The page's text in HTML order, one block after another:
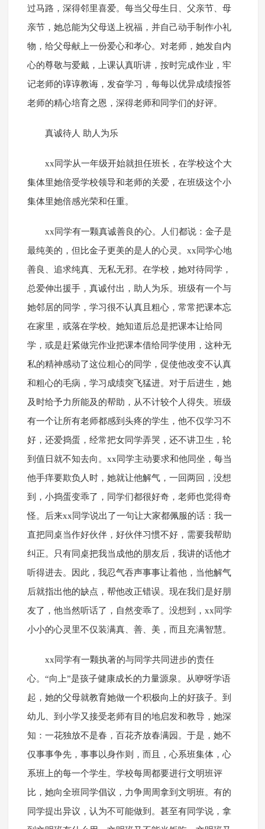
过马路，深得邻里喜爱。每当父母生日、父亲节、母
亲节，她总能为父母送上祝福，并自己动手制作小礼
物，给父母献上一份爱心和孝心。对老师，她发自内
心的尊敬与爱戴，上课认真听讲，按时完成作业，牢
记老师的谆谆教诲，发奋学习，每每以优异成绩报答
老师的精心培育之恩，深得老师和同学们的好评。
真诚待人 助人为乐
xx同学从一年级开始就担任班长，在学校这个大
集体里她倍受学校领导和老师的关爱，在班级这个小
集体里她倍感光荣和任重。
xx同学有一颗真诚善良的心。人们都说：金子是
最纯美的，但比金子更美的是人的心灵。xx同学心地
善良、追求纯真、无私无邪。在学校，她对待同学，
总爱伸出援手，真诚付出，助人为乐。班级有一个与
她邻居的同学，学习很不认真且粗心，常常把课本忘
在家里，或落在学校。她知道后总是把课本让给同
学，或是赶紧做完作业把课本借给同学使用，这种无
私的精神感动了这位粗心的同学，促使他改变不认真
和粗心的毛病，学习成绩突飞猛进。对于后进生，她
及时给予力所能及的帮助，从不计较个人得失。班级
有一个让所有老师都感到头疼的学生，他不仅学习不
好，还爱捣蛋，经常把女同学弄哭，还不讲卫生，轮
到值日就不知去向。xx同学主动要求和他同坐，每当
他手痒要欺负人时，她就让他解气，一回两回，没想
到，小捣蛋变乖了，同学们都很好奇，老师也觉得奇
怪。后来xx同学说出了一句让大家都佩服的话：我一
直把同桌当作好伙伴，好伙伴习惯不好，需要我帮助
纠正。只有同桌把我当成他的朋友后，我讲的话他才
听得进去。因此，我忍气吞声事事让着他，当他解气
后就指出他的缺点，帮他改正错误。现在我们是好朋
友了，他当然听话了，自然变乖了。没想到，xx同学
小小的心灵里不仅装满真、善、美，而且充满智慧。
xx同学有一颗执著的与同学共同进步的责任
心。“向上”是孩子健康成长的力量源泉。从咿呀学语
起，她的父母就教育她做一个积极向上的好孩子。到
幼儿、到小学又接受老师有目的地启发和教导，她深
知：一花独放不是春，百花齐放春满园。于是，她不
仅事事争先，事事以身作则，而且，心系班集体，心
系班上的每一个学生。学校每周都要进行文明班评
比，她向全班同学倡议，力争周周拿到文明班。有的
同学提出异议，认为不可能做到。甚至有同学说，拿